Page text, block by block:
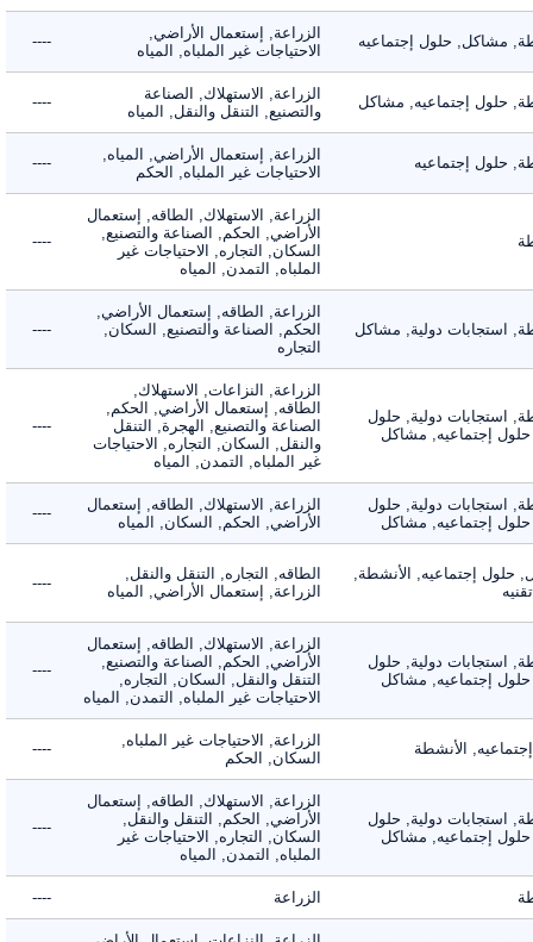
مشاكل, حلول إجتماعيه
الزراعة, إستعمال الأراضي,
الاحتياجات غير الملباه, المياه
----
حلول إجتماعيه, مشاكل
الزراعة, الاستهلاك, الصناعة
والتصنيع, التنقل والنقل, المياه
----
حلول إجتماعيه
الزراعة, إستعمال الأراضي, المياه,
الاحتياجات غير الملباه, الحكم
----
الزراعة, الاستهلاك, الطاقه, إستعمال
الأراضي, الحكم, الصناعة والتصنيع,
السكان, التجاره, الاحتياجات غير
الملباه, التمدن, المياه
----
استجابات دولية, مشاكل
الزراعة, الطاقه, إستعمال الأراضي,
الحكم, الصناعة والتصنيع, السكان,
التجاره
----
استجابات دولية, حلول
إجتماعيه, مشاكل
الزراعة, النزاعات, الاستهلاك,
الطاقه, إستعمال الأراضي, الحكم,
الصناعة والتصنيع, الهجرة, التنقل
والنقل, السكان, التجاره, الاحتياجات
غير الملباه, التمدن, المياه
----
استجابات دولية, حلول
إجتماعيه, مشاكل
الزراعة, الاستهلاك, الطاقه, إستعمال
الأراضي, الحكم, السكان, المياه
----
إجتماعيه, الأنشطة,
الطاقه, التجاره, التنقل والنقل,
الزراعة, إستعمال الأراضي, المياه
----
استجابات دولية, حلول
إجتماعيه, مشاكل
الزراعة, الاستهلاك, الطاقه, إستعمال
الأراضي, الحكم, الصناعة والتصنيع,
التنقل والنقل, السكان, التجاره,
الاحتياجات غير الملباه, التمدن, المياه
----
الأنشطة
الزراعة, الاحتياجات غير الملباه,
السكان, الحكم
----
استجابات دولية, حلول
إجتماعيه, مشاكل
الزراعة, الاستهلاك, الطاقه, إستعمال
الأراضي, الحكم, التنقل والنقل,
السكان, التجاره, الاحتياجات غير
الملباه, التمدن, المياه
----
الزراعة ----